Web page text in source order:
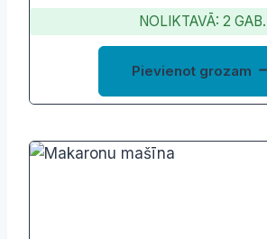
NOLIKTAVĀ: 2 GAB.
Pievienot grozam